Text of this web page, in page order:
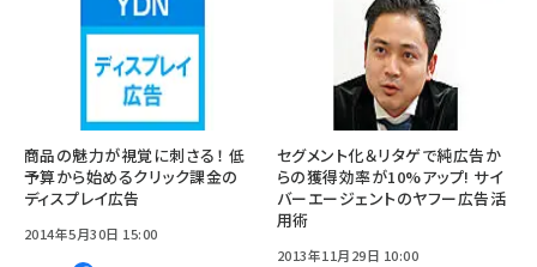
商品の魅力が視覚に刺さる！ 低
予算から始めるクリック課金の
ディスプレイ広告
2014年5月30日 15:00
セグメント化＆リタゲで純広告か
らの獲得効率が10%アップ! サイ
バーエージェントのヤフー広告活
用術
2013年11月29日 10:00